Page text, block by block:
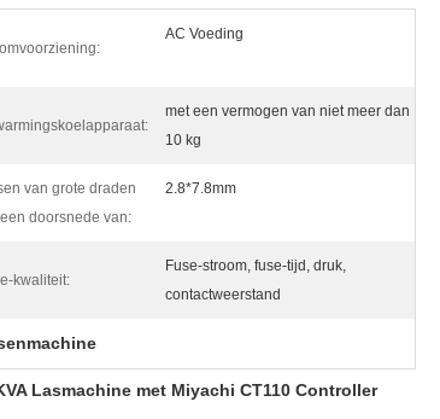
AC Voeding
met een vermogen van niet meer dan
10 kg
van grote draden
doorsnede van:
2.8*7.8mm
kwaliteit:
Fuse-stroom, fuse-tijd, druk,
contactweerstand
Lasmachine met Miyachi CT110 Controller